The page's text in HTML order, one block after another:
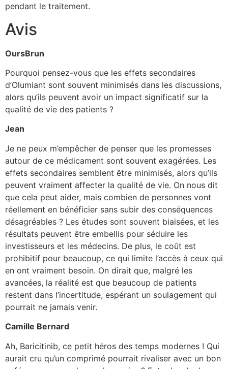
pendant le traitement.
Avis
OursBrun
Pourquoi pensez-vous que les effets secondaires
d’Olumiant sont souvent minimisés dans les discussions,
alors qu’ils peuvent avoir un impact significatif sur la
qualité de vie des patients ?
Jean
Je ne peux m’empêcher de penser que les promesses
autour de ce médicament sont souvent exagérées. Les
effets secondaires semblent être minimisés, alors qu’ils
peuvent vraiment affecter la qualité de vie. On nous dit
que cela peut aider, mais combien de personnes vont
réellement en bénéficier sans subir des conséquences
désagréables ? Les études sont souvent biaisées, et les
résultats peuvent être embellis pour séduire les
investisseurs et les médecins. De plus, le coût est
prohibitif pour beaucoup, ce qui limite l’accès à ceux qui
en ont vraiment besoin. On dirait que, malgré les
avancées, la réalité est que beaucoup de patients
restent dans l’incertitude, espérant un soulagement qui
pourrait ne jamais venir.
Camille Bernard
Ah, Baricitinib, ce petit héros des temps modernes ! Qui
aurait cru qu’un comprimé pourrait rivaliser avec un bon